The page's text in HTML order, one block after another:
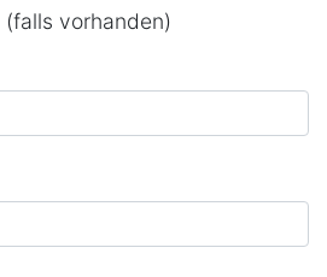
(falls vorhanden)